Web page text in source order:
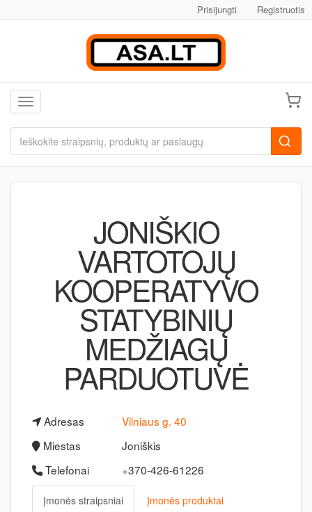
Prisijungti Registruotis
Toggle navigation
JONIŠKIO
VARTOTOJŲ
KOOPERATYVO
STATYBINIŲ
MEDŽIAGŲ
PARDUOTUVĖ
Adresas
Vilniaus g. 40
Miestas
Joniškis
Telefonai
+370-426-61226
Įmonės straipsniai Įmonės produktai